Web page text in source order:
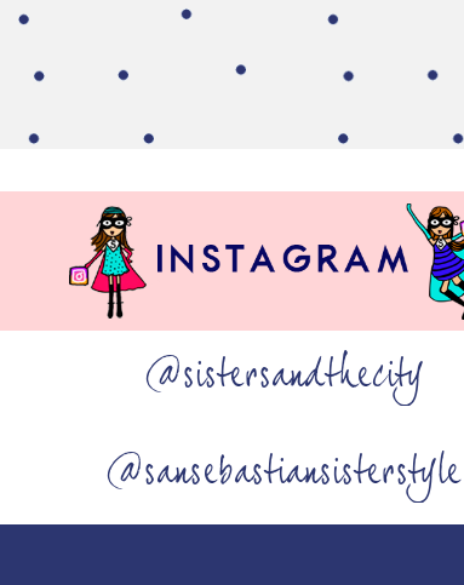
@sistersandthecity
@sansebastiansisterstyle